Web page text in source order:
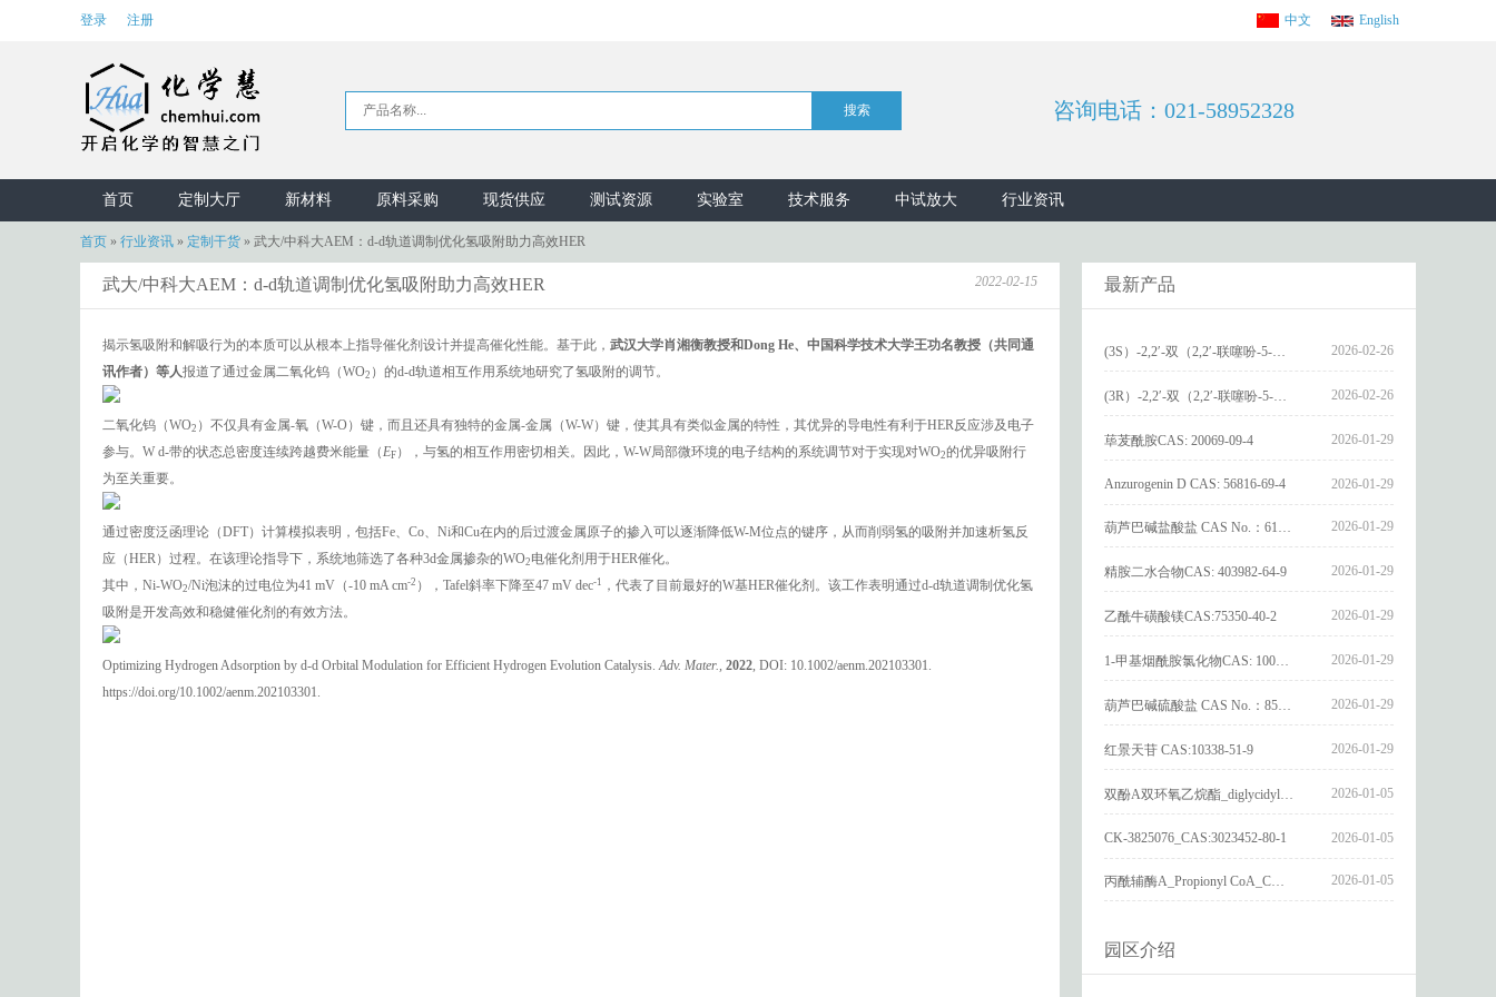
登录 注册 中文 English
咨询电话：021-58952328
首页 定制大厅 新材料 原料采购 现货供应 测试资源 实验室 技术服务 中试放大 行业资讯
首页 » 行业资讯 » 定制干货 » 武大/中科大AEM：d-d轨道调制优化氢吸附助力高效HER
武大/中科大AEM：d-d轨道调制优化氢吸附助力高效HER 2022-02-15
揭示氢吸附和解吸行为的本质可以从根本上指导催化剂设计并提高催化性能。基于此， 武汉大学肖湘衡教授和Dong He、中国科学技术大学王功名教授（共同通
讯作者）等人报道了通过金属二氧化钨（WO2 ）的d-d轨道相互作用系统地研究了氢吸附的调节。
二氧化钨（WO2 ）不仅具有金属-氧（W-O）键，而且还具有独特的金属-金属（W-W）键，使其具有类似金属的特性，其优异的导电性有利于HER反应涉及电子
参与。W d-带的状态总密度连续跨越费米能量（EF ），与氢的相互作用密切相关。因此，W-W局部微环境的电子结构的系统调节对于实现对WO2的优异吸附行
为至关重要。
通过密度泛函理论（DFT）计算模拟表明，包括Fe、Co、Ni和Cu在内的后过渡金属原子的掺入可以逐渐降低W-M位点的键序，从而削弱氢的吸附并加速析氢反
应（HER）过程。在该理论指导下，系统地筛选了各种3d金属掺杂的WO2 电催化剂用于HER催化。
其中，Ni-WO2/Ni泡沫的过电位为41 mV（-10 mA cm-2 ），Tafel斜率下降至47 mV dec-1
，代表了目前最好的W基HER催化剂。该工作表明通过d-d轨道调制优化氢
吸附是开发高效和稳健催化剂的有效方法。
Optimizing Hydrogen Adsorption by d-d Orbital Modulation for Efficient Hydrogen Evolution Catalysis.Adv. Mater., 2022, DOI: 10.1002/aenm.202103301.
https://doi.org/10.1002/aenm.202103301.
最新产品
2026-02-26
2026-02-26
荜茇酰胺CAS: 20069-09-4 2026-01-29
Anzurogenin D CAS: 56816-69-4 2026-01-29
2026-01-29
精胺二水合物CAS: 403982-64-9 2026-01-29
乙酰牛磺酸镁CAS:75350-40-2 2026-01-29
2026-01-29
2026-01-29
红景天苷 CAS:10338-51-9 2026-01-29
2026-01-05
CK-3825076_CAS:3023452-80-1 2026-01-05
2026-01-05
园区介绍